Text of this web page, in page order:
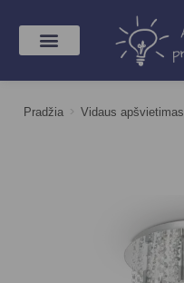
Pradžia > Vidaus apšvietimas